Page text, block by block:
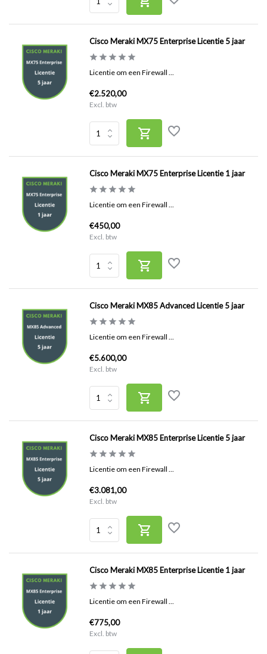
Cisco Meraki MX75 Enterprise Licentie 5 jaar
Licentie om een Firewall ...
€2.520,00
Excl. btw
Cisco Meraki MX75 Enterprise Licentie 1 jaar
Licentie om een Firewall ...
€450,00
Excl. btw
Cisco Meraki MX85 Advanced Licentie 5 jaar
Licentie om een Firewall ...
€5.600,00
Excl. btw
Cisco Meraki MX85 Enterprise Licentie 5 jaar
Licentie om een Firewall ...
€3.081,00
Excl. btw
Cisco Meraki MX85 Enterprise Licentie 1 jaar
Licentie om een Firewall ...
€775,00
Excl. btw